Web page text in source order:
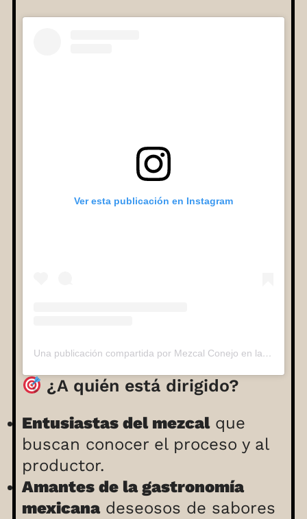
Ver esta publicación en Instagram
Una publicación compartida por Mezcal Conejo en la Luna (@mezcalconejoenlaluna)
¿A quién está dirigido?
Entusiastas del mezcalque
buscan conocer el proceso y al
productor.
Amantes de la gastronomía
mexicanadeseosos de sabores